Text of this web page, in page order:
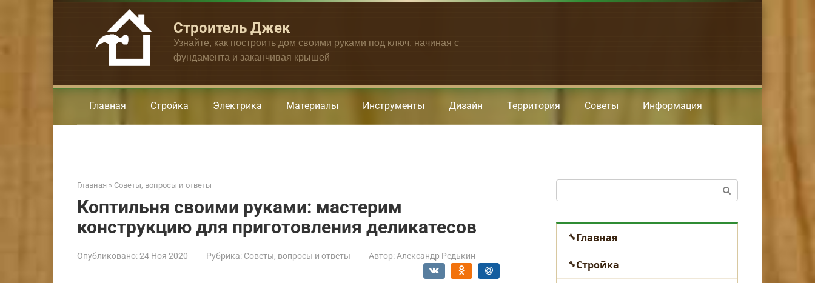
Строитель Джек
Узнайте, как построить дом своими руками под ключ, начиная с
фундамента и заканчивая крышей
Главная Стройка Электрика Материалы Инструменты Дизайн Территория Советы Информация
Главная » Советы, вопросы и ответы
Коптильня своими руками: мастерим
конструкцию для приготовления деликатесов
Опубликовано:24 Ноя 2020 Рубрика: Советы, вопросы и ответы Автор: Александр Редькин
Главная
Стройка